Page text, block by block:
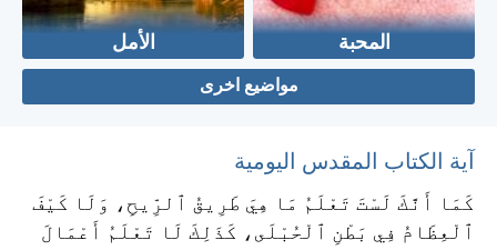
المحبة الأمل
مواضيع اخرى
آية الكتاب المقدس اليومية
كَمَا أَنَّكَ لَسْتَ تَعْلَمُ مَا هِيَ طَرِيقُ ٱلرِّيحِ، وَلَا كَيْفَ
ٱلْعِظَامُ فِي بَطْنِ ٱلْحُبْلَى، كَذَلِكَ لَا تَعْلَمُ أَعْمَالَ